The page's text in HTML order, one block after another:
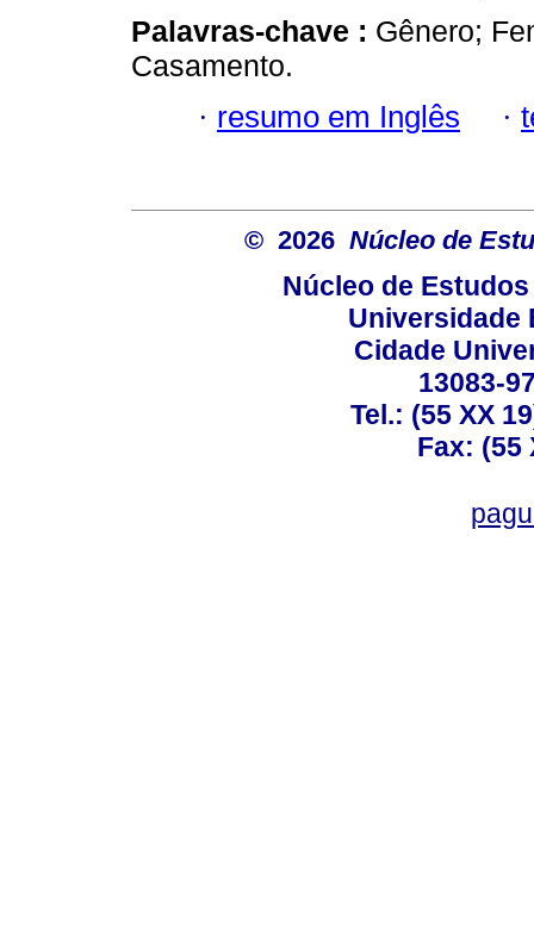
Palavras-chave : Gênero;
Casamento.
· resumo em Inglês ·
© 2026 Núcleo de
Núcleo de
Universidade
Cidade
13083-
Tel.: (55 XX
Fax: (55